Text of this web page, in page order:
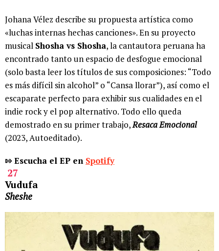
Johana Vélez describe su propuesta artística como
«luchas internas hechas canciones». En su proyecto
musical Shosha vs Shosha, la cantautora peruana ha
encontrado tanto un espacio de desfogue emocional
(solo basta leer los títulos de sus composiciones: “Todo
es más difícil sin alcohol” o “Cansa llorar”), así como el
escaparate perfecto para exhibir sus cualidades en el
indie rock y el pop alternativo. Todo ello queda
demostrado en su primer trabajo,Resaca Emocional
(2023, Autoeditado).
⇰ Escucha el EP en Spotify
27
Vudufa
Sheshe